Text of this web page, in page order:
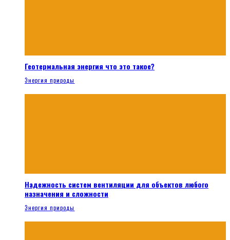
Геотермальная энергия что это такое?
Энергия природы
Надежность систем вентиляции для объектов любого
назначения и сложности
Энергия природы